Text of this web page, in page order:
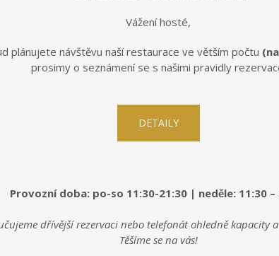
Vážení hosté,
plánujete návštěvu naší restaurace ve větším počtu
prosimy o seznámení se s našimi pravidly
DETAILY
Provozní doba: po-so 11:30-21:30 | neděle: 11:30 –
dřívější rezervaci nebo telefonát ohledně kapacity
Těšíme se na vás!